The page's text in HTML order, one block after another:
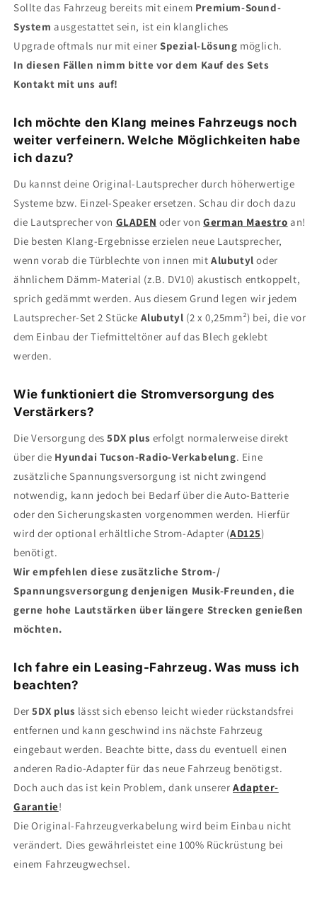
Sollte das Fahrzeug bereits mit einem Premium-Sound-
System ausgestattet sein, ist ein klangliches
Upgrade oftmals nur mit einerSpezial-Lösung möglich.
In diesen Fällen nimm bitte vor dem Kauf des Sets
Kontakt mit uns auf!
Ich möchte den Klang meines Fahrzeugs noch
weiter verfeinern. Welche Möglichkeiten habe
ich dazu?
Du kannst deine Original-Lautsprecher durch höherwertige
Systeme bzw. Einzel-Speaker ersetzen. Schau dir doch dazu
die Lautsprecher von GLADEN oder vonGerman Maestro an!
Die besten Klang-Ergebnisse erzielen neue Lautsprecher,
wenn vorab die Türblechte von innen mitAlubutyloder
ähnlichem Dämm-Material (z.B. DV10) akustisch entkoppelt,
sprich gedämmt werden. Aus diesem Grund legen wir jedem
Lautsprecher-Set 2 Stücke Alubutyl (2 x 0,25mm²) bei, die vor
dem Einbau der Tiefmitteltöner auf das Blech geklebt
werden.
Wie funktioniert die Stromversorgung des
Verstärkers?
Die Versorgung des5DX plus erfolgt normalerweise direkt
über die Hyundai Tucson-Radio-Verkabelung. Eine
zusätzliche Spannungsversorgung ist nicht zwingend
notwendig, kann jedoch bei Bedarf über die Auto-Batterie
oder den Sicherungskasten vorgenommen werden. Hierfür
wird der optional erhältliche Strom-Adapter (AD125)
benötigt.
Wir empfehlen diese zusätzliche Strom-/
Spannungsversorgung denjenigen Musik-Freunden, die
gerne hohe Lautstärken über längere Strecken genießen
möchten.
Ich fahre ein Leasing-Fahrzeug. Was muss ich
beachten?
Der5DX plus lässt sich ebenso leicht wieder rückstandsfrei
entfernen und kann geschwind ins nächste Fahrzeug
eingebaut werden. Beachte bitte, dass du eventuell einen
anderen Radio-Adapter für das neue Fahrzeug benötigst.
Doch auch das ist kein Problem, dank unsererAdapter-
Garantie!
Die Original-Fahrzeugverkabelung wird beim Einbau nicht
verändert. Dies gewährleistet eine 100% Rückrüstung bei
einem Fahrzeugwechsel.